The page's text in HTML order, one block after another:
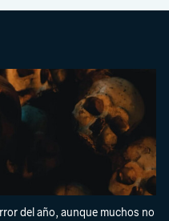
del año, aunque muchos no